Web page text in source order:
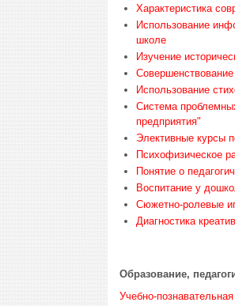
Характеристика
Использование
школе
Изучение
Совершенствование
Использование
Система
предприятия"
Элективные курсы
Психофизическое
Понятие о
Воспитание у
Сюжетно-ролевые
Диагностика
Образование,
Учебно-